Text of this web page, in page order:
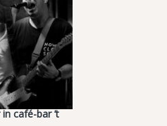
café-bar ’t